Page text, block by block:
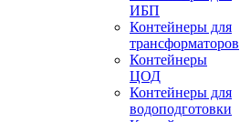
ИБП
Контейнеры для
трансформаторов
Контейнеры
ЦОД
Контейнеры для
водоподготовки